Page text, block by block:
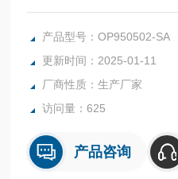
产品型号：OP950502-SA
更新时间：2025-01-11
厂商性质：生产厂家
访问量：625
产品咨询